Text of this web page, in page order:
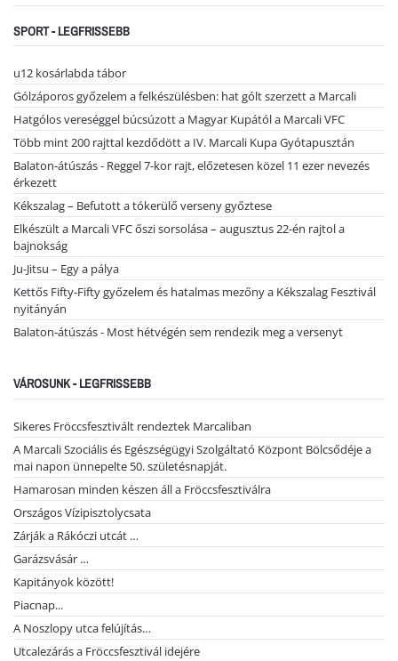
SPORT - LEGFRISSEBB
u12 kosárlabda tábor
Gólzáporos győzelem a felkészülésben: hat gólt szerzett a Marcali
Hatgólos vereséggel búcsúzott a Magyar Kupától a Marcali VFC
Több mint 200 rajttal kezdődött a IV. Marcali Kupa Gyótapusztán
Balaton-átúszás - Reggel 7-kor rajt, előzetesen közel 11 ezer nevezés
érkezett
Kékszalag – Befutott a tókerülő verseny győztese
Elkészült a Marcali VFC őszi sorsolása – augusztus 22-én rajtol a
bajnokság
Ju-Jitsu – Egy a pálya
Kettős Fifty-Fifty győzelem és hatalmas mezőny a Kékszalag Fesztivál
nyitányán
Balaton-átúszás - Most hétvégén sem rendezik meg a versenyt
VÁROSUNK - LEGFRISSEBB
Sikeres Fröccsfesztivált rendeztek Marcaliban
A Marcali Szociális és Egészségügyi Szolgáltató Központ Bölcsődéje a
mai napon ünnepelte 50. születésnapját.
Hamarosan minden készen áll a Fröccsfesztiválra
Országos Vízipisztolycsata
Zárják a Rákóczi utcát …
Garázsvásár …
Kapitányok között!
Piacnap...
A Noszlopy utca felújítás…
Utcalezárás a Fröccsfesztivál idejére